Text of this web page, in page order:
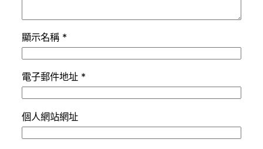
顯示名稱 *
電子郵件地址 *
個人網站網址